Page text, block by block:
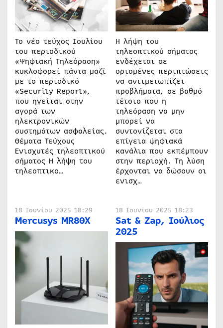
Το νέο τεύχος Ιουλίου
του περιοδικού
«Ψηφιακή Τηλεόραση»
κυκλοφορεί πάντα μαζί
με το περιοδικό
«Security Report»,
που ηγείται στην
αγορά των
ηλεκτρονικών
συστημάτων ασφαλείας.
Θέματα Τεύχους
Ενισχυτές τηλεοπτικού
σήματος Η λήψη του
τηλεοπτικο…
Η λήψη του
τηλεοπτικού σήματος
ενδέχεται σε
ορισμένες περιπτώσεις
να αντιμετωπίζει
προβλήματα, σε βαθμό
τέτοιο που η
τηλεόραση να μην
μπορεί να
συντονίζεται στα
επίγεια ψηφιακά
κανάλια που εκπέμπουν
στην περιοχή. Τη λύση
έρχονται να δώσουν οι
ενισχ…
18 Ιουνίου 2025 18:29
Mercusys MR80X
18 Ιουνίου 2025 18:23
Sat & Zap, Ιούλιος
2025